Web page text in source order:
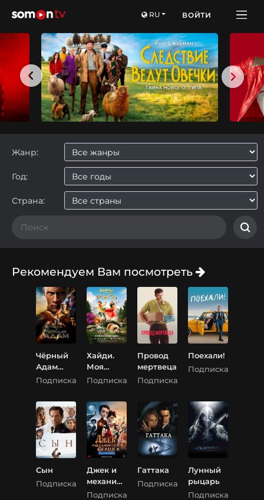
RU ВОЙТИ
Жанр:
Год:
Страна:
Рекомендуем Вам посмотреть
Чёрный
Адам
(RHS)
Подписка
Хайди.
Моя
хитрая
Подписка
Провод
мертвеца
Подписка
Поехали!
Подписка
Сын
Подписка
Джек и
механиче
ское
Подписка
Гаттака
Подписка
Лунный
рыцарь
Подписка